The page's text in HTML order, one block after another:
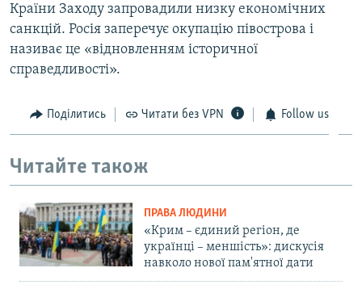
Країни Заходу запровадили низку економічних
санкцій. Росія заперечує окупацію півострова і
називає це «відновленням історичної
справедливості».
Поділитись Читати без VPN Follow us
Читайте також
ПРАВА ЛЮДИНИ
«Крим – єдиний регіон, де
українці – меншість»: дискусія
навколо нової пам'ятної дати